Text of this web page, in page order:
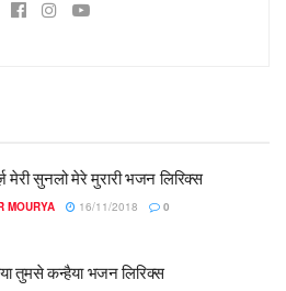
मेरी सुनलो मेरे मुरारी भजन लिरिक्स
MOURYA 16/11/2018 0
तुमसे कन्हैया भजन लिरिक्स